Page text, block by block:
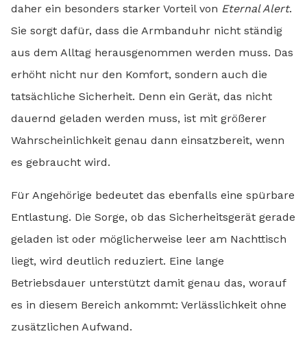
daher ein besonders starker Vorteil von Eternal Alert.
Sie sorgt dafür, dass die Armbanduhr nicht ständig
aus dem Alltag herausgenommen werden muss. Das
erhöht nicht nur den Komfort, sondern auch die
tatsächliche Sicherheit. Denn ein Gerät, das nicht
dauernd geladen werden muss, ist mit größerer
Wahrscheinlichkeit genau dann einsatzbereit, wenn
es gebraucht wird.
Für Angehörige bedeutet das ebenfalls eine spürbare
Entlastung. Die Sorge, ob das Sicherheitsgerät gerade
geladen ist oder möglicherweise leer am Nachttisch
liegt, wird deutlich reduziert. Eine lange
Betriebsdauer unterstützt damit genau das, worauf
es in diesem Bereich ankommt: Verlässlichkeit ohne
zusätzlichen Aufwand.